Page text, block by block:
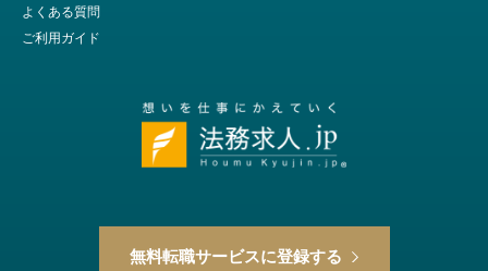
無料転職サービスに登録する
よくある質問
ご利用ガイド